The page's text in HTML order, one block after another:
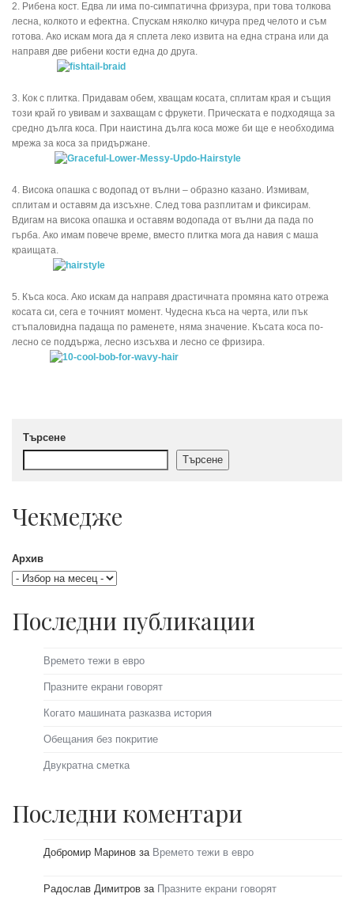
2. Рибена кост. Едва ли има по-симпатична фризура, при това толкова
лесна, колкото и ефектна. Спускам няколко кичура пред челото и съм
готова. Ако искам мога да я сплета леко извита на една страна или да
направя две рибени кости една до друга.
3. Кок с плитка. Придавам обем, хващам косата, сплитам края и същия
този край го увивам и захващам с фрукети. Прическата е подходяща за
средно дълга коса. При наистина дълга коса може би ще е необходима
мрежа за коса за придържане.
4. Висока опашка с водопад от вълни – образно казано. Измивам,
сплитам и оставям да изсъхне. След това разплитам и фиксирам.
Вдигам на висока опашка и оставям водопада от вълни да пада по
гърба. Ако имам повече време, вместо плитка мога да навия с маша
краищата.
5. Къса коса. Ако искам да направя драстичната промяна като отрежа
косата си, сега е точният момент. Чудесна къса на черта, или пък
стъпаловидна падаща по раменете, няма значение. Късата коса по-
лесно се поддържа, лесно изсъхва и лесно се фризира.
Търсене
Търсене
Чекмедже
Архив
Последни публикации
Времето тежи в евро
Празните екрани говорят
Когато машината разказва история
Обещания без покритие
Двукратна сметка
Последни коментари
Добромир Маринов за Времето тежи в евро
Радослав Димитров за Празните екрани говорят